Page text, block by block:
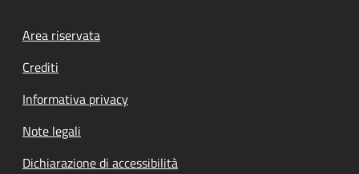
Footer menu
Area riservata
Crediti
Informativa privacy
Note legali
Dichiarazione di accessibilità